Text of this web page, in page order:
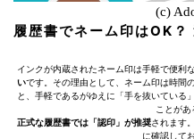
(c)
履歴書でネーム印はOK？
インクが内蔵されたネーム印は手軽で便利
いです。その理由として、ネーム印は時間
と、手軽であるがゆえに「手を抜いている
ことがあ
正式な履歴書では「認印」が推奨されます
に確認して